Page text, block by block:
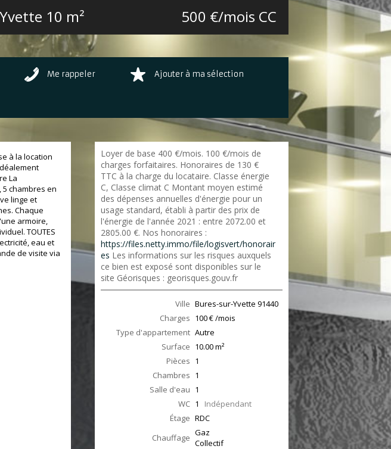
10 m² 500 €/mois CC
Me rappeler Ajouter à ma sélection
à la location
La
chambres en
linge et
Chaque
armoire,
TOUTES
eau et
de visite via
Loyer de base 400 €/mois. 100 €/mois de
charges forfaitaires. Honoraires de 130 €
TTC à la charge du locataire. Classe énergie
C, Classe climat C Montant moyen estimé
des dépenses annuelles d'énergie pour un
usage standard, établi à partir des prix de
l'énergie de l'année 2021 : entre 2072.00 et
2805.00 €. Nos honoraires :
https://files.netty.immo/file/logisvert/honorair
es Les informations sur les risques auxquels
ce bien est exposé sont disponibles sur le
site Géorisques : georisques.gouv.fr
Ville Bures-sur-Yvette 91440
Charges 100 € /mois
Type d'appartement Autre
Surface 10.00m²
Pièces 1
Chambres 1
Salle d'eau 1
WC 1 Indépendant
Étage RDC
Chauffage Gaz
Collectif